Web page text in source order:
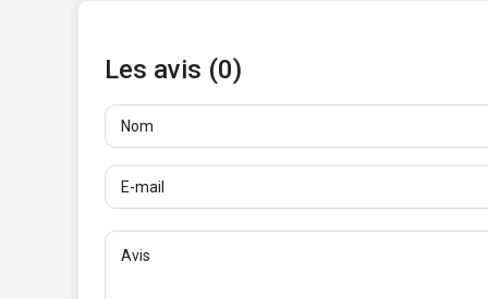
Les avis (0)
Nom
E-mail
Avis
Au moins 10 caractères. Les liens ne sont pas